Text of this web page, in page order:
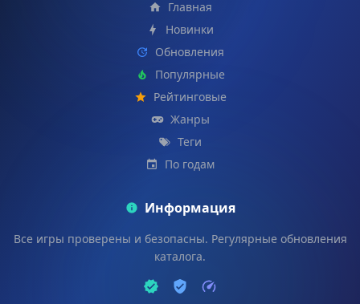
Главная
Новинки
Обновления
Популярные
Рейтинговые
Жанры
Теги
По годам
Информация
Все игры проверены и безопасны. Регулярные обновления
каталога.